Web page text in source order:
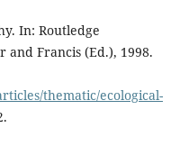
In: Routledge
and Francis (Ed.), 1998.
thematic/ecological-